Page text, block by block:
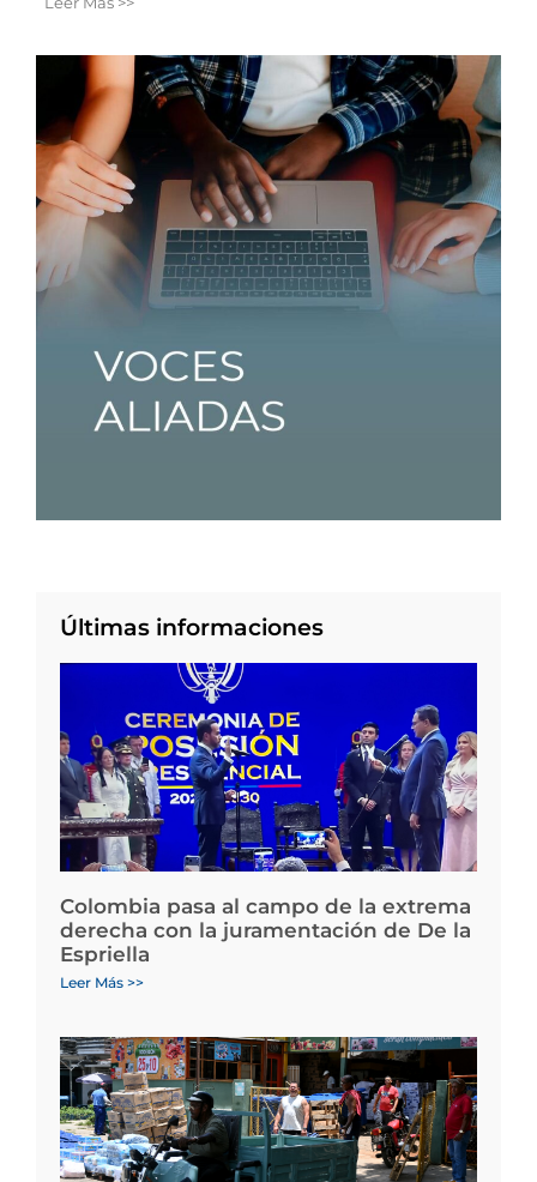
Últimas informaciones
Colombia pasa al campo de la extrema
derecha con la juramentación de De la
Espriella
Leer Más >>